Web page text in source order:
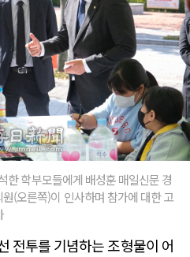
한 학부모들에게 배성훈 매일신문 경
(오른쪽)이 인사하며 참가에 대한 고
전투를 기념하는 조형물이 어